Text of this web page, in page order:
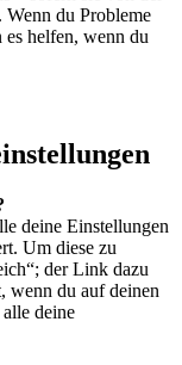
du Probleme
helfen, wenn du
deine Einstellungen
Um diese zu
der Link dazu
wenn du auf deinen
deine